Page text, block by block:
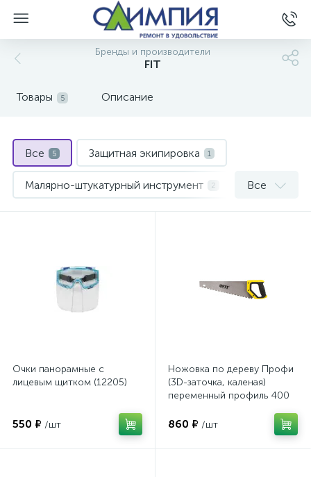
Бренды и производители
FIT
Товары 5 Описание
Все 5 Защитная экипировка 1
Малярно-штукатурный инструмент 2 Все
Очки панорамные с
лицевым щитком (12205)
550 ₽ /шт
Ножовка по дереву Профи
(3D-заточка, каленая)
переменный профиль 400
860 ₽ /шт